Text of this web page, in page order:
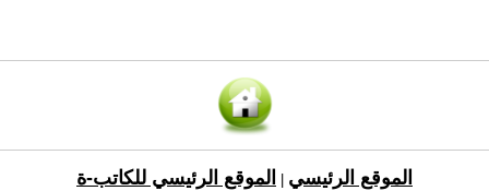
الموقع الرئيسي الموقع الرئيسي للكاتب-ة